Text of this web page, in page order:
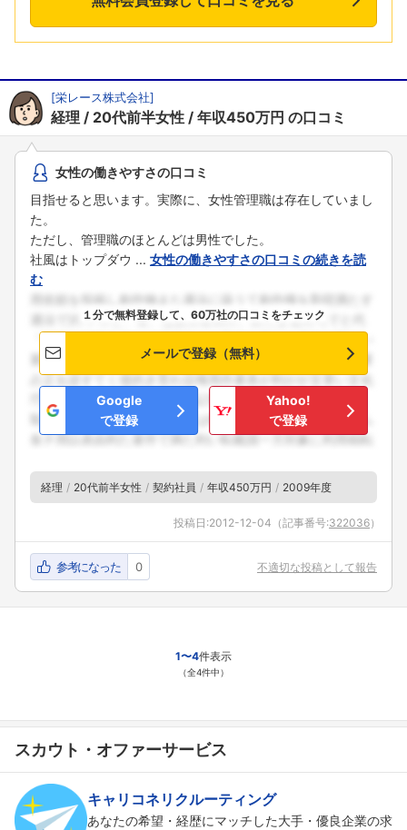
フォローしました
こちらの企業もフォローしませんか？
[栄レース株式会社]
経理 20代前半女性 年収450万円 の口コミ
女性の働きやすさの口コミ
目指せると思います。実際に、女性管理職は存在していまし
た。
ただし、管理職のほとんどは男性でした。
社風はトップダウ ... 女性の働きやすさの口コミの続きを読
む
１分で無料登録して、60万社の口コミをチェック
メールで登録（無料）
Google
で登録
Yahoo!
で登録
経理 20代前半女性 契約社員 年収450万円 2009年度
投稿日:2012-12-04 （記事番号:322036）
参考になった 0 不適切な投稿として報告
1〜4件表示
（全4件中）
スカウト・オファーサービス
キャリコネリクルーティング
あなたの希望・経歴にマッチした大手・優良企業の求